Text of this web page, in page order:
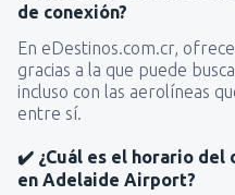
de conexión?
En eDestinos.com.cr,
gracias a la que puede
incluso con las aerolíneas
entre sí.
✔️ ¿Cuál es el horario del
en Adelaide Airport?